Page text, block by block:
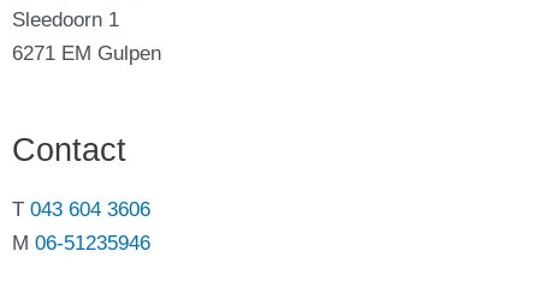
Sleedoorn 1
6271 EM Gulpen
Contact
T 043 604 3606
M 06-51235946